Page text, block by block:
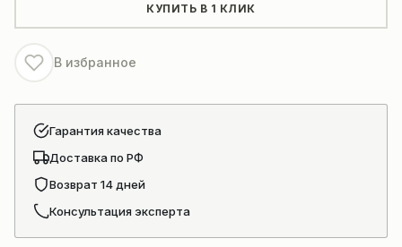
КУПИТЬ В 1 КЛИК
В избранное
Гарантия качества
Доставка по РФ
Возврат 14 дней
Консультация эксперта